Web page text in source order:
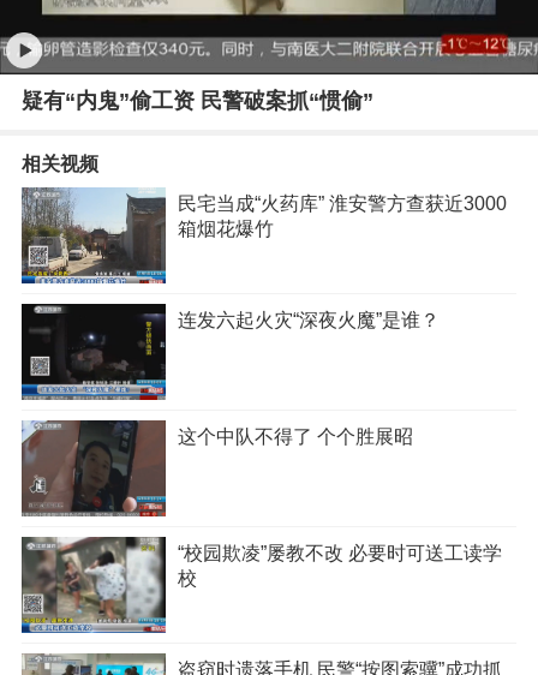
疑有“内鬼”偷工资 民警破案抓“惯偷”
相关视频
民宅当成“火药库” 淮安警方查获近3000
箱烟花爆竹
连发六起火灾“深夜火魔”是谁？
这个中队不得了 个个胜展昭
“校园欺凌”屡教不改 必要时可送工读学
校
盗窃时遗落手机 民警“按图索骥”成功抓